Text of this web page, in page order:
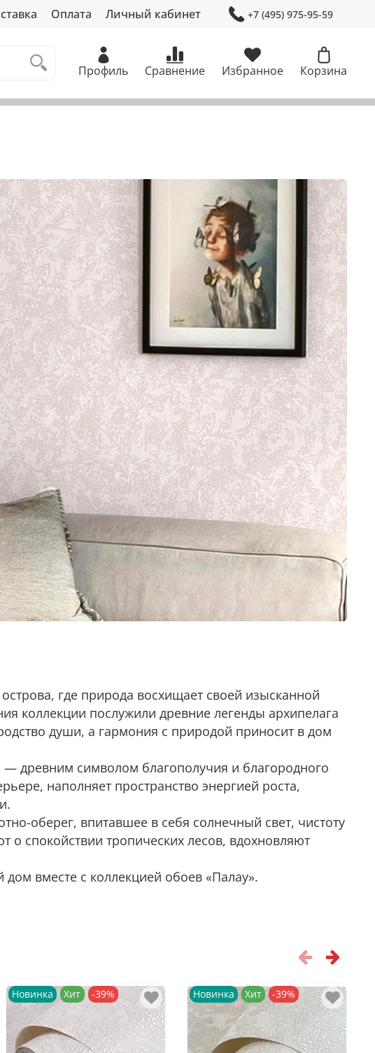
Оплата Личный кабинет +7 (495) 975-95-59
Профиль Сравнение Избранное Корзина
где природа восхищает своей изысканной
коллекции послужили древние легенды архипелага
души, а гармония с природой приносит в дом
древним символом благополучия и благородного
наполняет пространство энергией роста,
оберег, впитавшее в себя солнечный свет, чистоту
о спокойствии тропических лесов, вдохновляют
дом вместе с коллекцией обоев «Палау».
Новинка Хит -39% Новинка Хит -39%